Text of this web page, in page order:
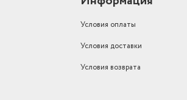
Вес
Условия оплаты
Условия доставки
Условия возврата